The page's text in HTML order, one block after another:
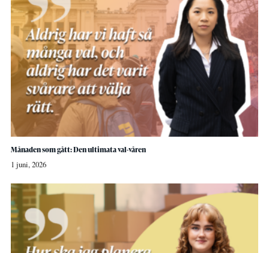
Månaden som gått: Den ultimata val-våren
1 juni, 2026